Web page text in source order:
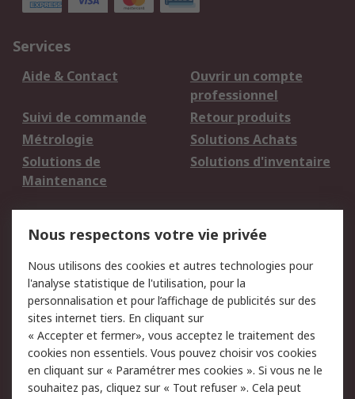
Services
Aide & Contact
Ouvrir un compte
professionnel
Suivi de commande
Retour produits
Métrologie
Solutions Achats
Solutions de
Maintenance
Solutions d'inventaire
du site
Politique de protection
des données - Mise à
jour
Sécurité des E-mails
Conditions générales
de vente
Politique anti-
corruption
Campagnes marketing
Nous respectons votre vie privée
Nous utilisons des cookies et autres technologies pour
l'analyse statistique de l'utilisation, pour la
personnalisation et pour l’affichage de publicités sur des
sites internet tiers. En cliquant sur
« Accepter et fermer», vous acceptez le traitement des
cookies non essentiels. Vous pouvez choisir vos cookies
en cliquant sur « Paramétrer mes cookies ». Si vous ne le
souhaitez pas, cliquez sur « Tout refuser ». Cela peut